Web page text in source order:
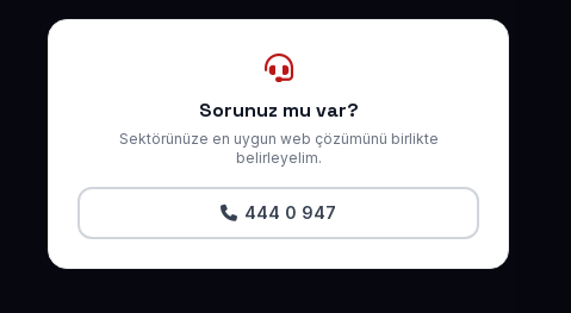
Sorunuz mu var?
Sektörünüze en uygun web çözümünü birlikte
belirleyelim.
444 0 947